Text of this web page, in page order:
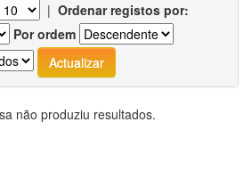
| Ordenar registos por:
Por ordem
não produziu resultados.